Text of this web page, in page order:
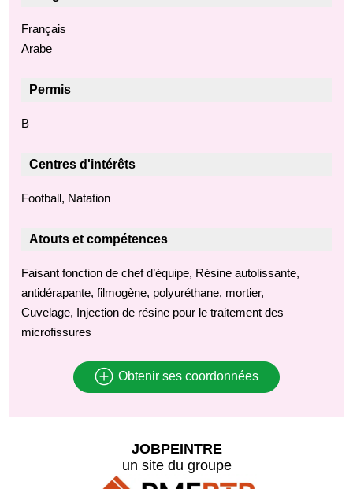
Français
Arabe
Permis
B
Centres d'intérêts
Football, Natation
Atouts et compétences
Faisant fonction de chef d’équipe, Résine autolissante,
antidérapante, filmogène, polyuréthane, mortier,
Cuvelage, Injection de résine pour le traitement des
microfissures
Obtenir ses coordonnées
JOBPEINTRE
un site du groupe